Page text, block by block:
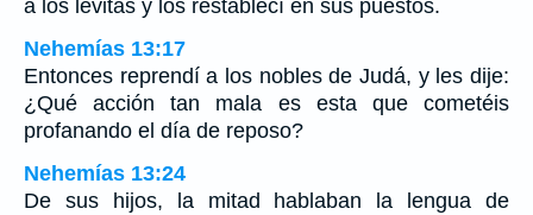
a los levitas y los restablecí en sus puestos.
Nehemías 13:17
Entonces reprendí a los nobles de Judá, y les dije:
¿Qué acción tan mala es esta que cometéis
profanando el día de reposo?
Nehemías 13:24
De sus hijos, la mitad hablaban la lengua de